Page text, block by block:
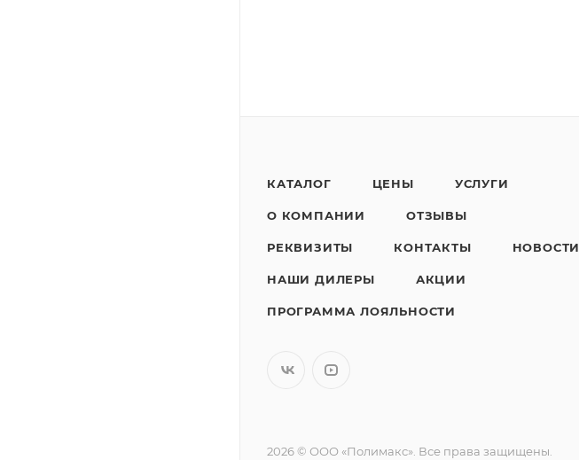
КАТАЛОГ ЦЕНЫ УСЛУГИ
О КОМПАНИИ ОТЗЫВЫ
РЕКВИЗИТЫ КОНТАКТЫ НОВОСТИ
НАШИ ДИЛЕРЫ АКЦИИ
ПРОГРАММА ЛОЯЛЬНОСТИ
2026 © ООО «Полимакс». Все права защищены.